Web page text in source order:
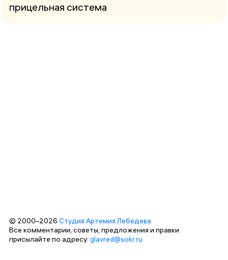
прицельная система
© 2000–2026 Студия Артемия Лебедева
Все комментарии, советы, предложения и правки
присылайте по адресу: glavred@sokr.ru